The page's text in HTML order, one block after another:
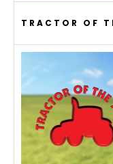
TRACTOR OF